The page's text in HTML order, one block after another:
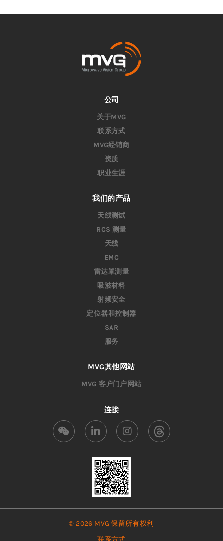
公司
关于MVG
联系方式
MVG经销商
资质
职业生涯
我们的产品
天线测试
RCS 测量
天线
EMC
雷达罩测量
吸波材料
射频安全
定位器和控制器
SAR
服务
MVG其他网站
MVG 客户门户网站
连接
© 2026 MVG 保留所有权利